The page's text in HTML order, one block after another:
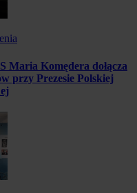
Maria Komędera dołącza
przy Prezesie Polskiej